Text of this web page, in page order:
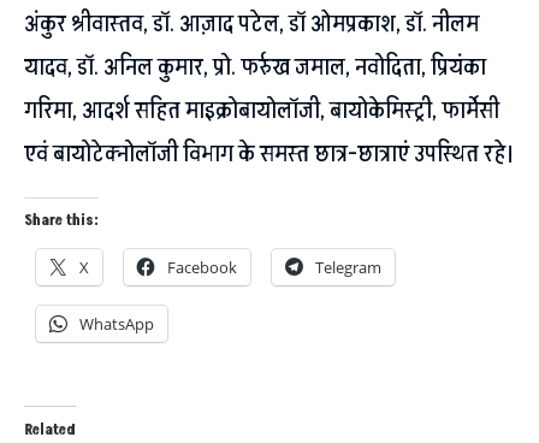
अंकुर श्रीवास्तव, डॉ. आज़ाद पटेल, डॉ ओमप्रकाश, डॉ. नीलम
यादव, डॉ. अनिल कुमार, प्रो. फर्रुख जमाल, नवोदिता, प्रियंका
गरिमा, आदर्श सहित माइक्रोबायोलॉजी, बायोकेमिस्ट्री, फार्मेसी
एवं बायोटेक्नोलॉजी विभाग के समस्त छात्र-छात्राएं उपस्थित रहे।
Share this:
X Facebook Telegram
WhatsApp
Related